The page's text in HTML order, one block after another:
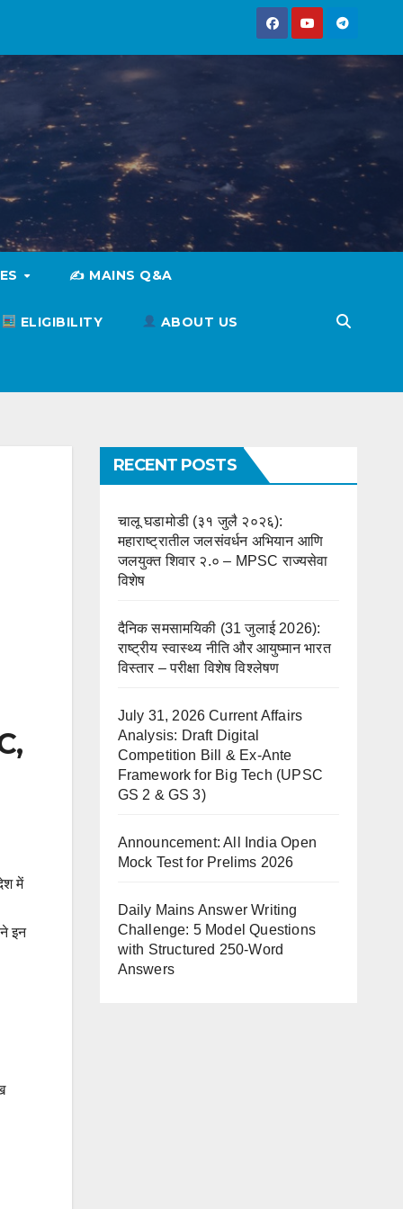
✍️ MAINS Q&A
ELIGIBILITY ABOUT US
में
इन
RECENT POSTS
चालू घडामोडी (३१ जुलै २०२६):
महाराष्ट्रातील जलसंवर्धन अभियान आणि
जलयुक्त शिवार २.० – MPSC राज्यसेवा
विशेष
दैनिक समसामयिकी (31 जुलाई 2026):
राष्ट्रीय स्वास्थ्य नीति और आयुष्मान भारत
विस्तार – परीक्षा विशेष विश्लेषण
July 31, 2026 Current Affairs
Analysis: Draft Digital
Competition Bill & Ex-Ante
Framework for Big Tech (UPSC
GS 2 & GS 3)
Announcement: All India Open
Mock Test for Prelims 2026
Daily Mains Answer Writing
Challenge: 5 Model Questions
with Structured 250-Word
Answers